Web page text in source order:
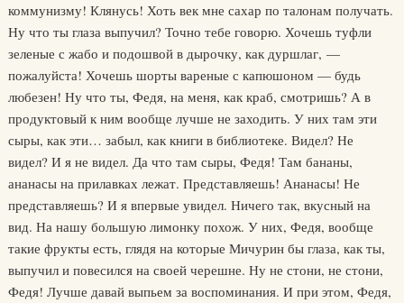
коммунизму! Клянусь! Хоть век мне сахар по талонам получать.
Ну что ты глаза выпучил? Точно тебе говорю. Хочешь туфли
зеленые с жабо и подошвой в дырочку, как дуршлаг, —
пожалуйста! Хочешь шорты вареные с капюшоном — будь
любезен! Ну что ты, Федя, на меня, как краб, смотришь? А в
продуктовый к ним вообще лучше не заходить. У них там эти
сыры, как эти… забыл, как книги в библиотеке. Видел? Не
видел? И я не видел. Да что там сыры, Федя! Там бананы,
ананасы на прилавках лежат. Представляешь! Ананасы! Не
представляешь? И я впервые увидел. Ничего так, вкусный на
вид. На нашу большую лимонку похож. У них, Федя, вообще
такие фрукты есть, глядя на которые Мичурин бы глаза, как ты,
выпучил и повесился на своей черешне. Ну не стони, не стони,
Федя! Лучше давай выпьем за воспоминания. И при этом, Федя,